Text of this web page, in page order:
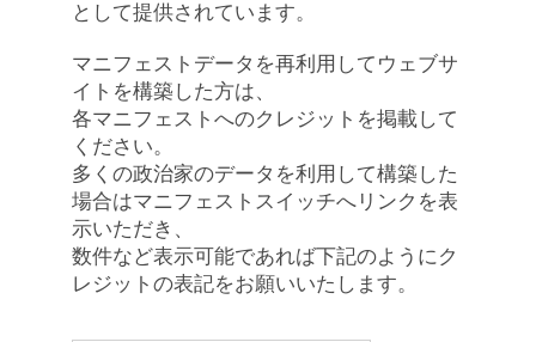
として提供されています。
マニフェストデータを再利用してウェブサ
イトを構築した方は、
各マニフェストへのクレジットを掲載して
ください。
多くの政治家のデータを利用して構築した
場合はマニフェストスイッチへリンクを表
示いただき、
数件など表示可能であれば下記のようにク
レジットの表記をお願いいたします。